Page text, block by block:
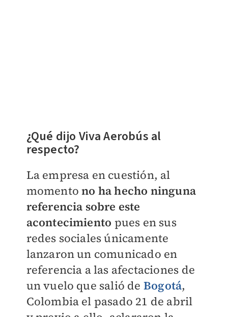
¿Qué dijo Viva Aerobús al
respecto?
La empresa en cuestión, al
momentono ha hecho ninguna
referencia sobre este
acontecimiento pues en sus
redes sociales únicamente
lanzaron un comunicado en
referencia a las afectaciones de
un vuelo que salió de Bogotá,
Colombia el pasado 21 de abril